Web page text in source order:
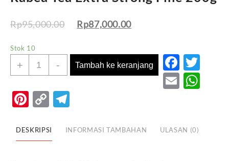
Rp95,000.00 Rp87,000.00
Stok 10
+
Kuantitas
Rabea
Extra
- Tambah ke keranjang
Email
Pinterest
Copy
DESKRIPSI INFORMASI TAMBAHAN ULASAN (0)